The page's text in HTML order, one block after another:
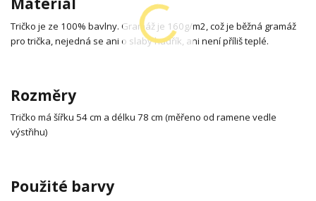
Tričko je ze 100% bavlny. Gramáž je 160g/m2, což je běžná gramáž
pro trička, nejedná se ani o slabý hadřík, ani není příliš teplé.
Rozměry
Tričko má šířku 54 cm a délku 78 cm (měřeno od ramene vedle
výstřihu)
Použité barvy